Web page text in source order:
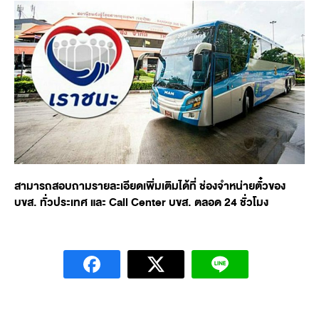
สามารถสอบถามรายละเอียดเพิ่มเติมได้ที่ ช่องจำหน่ายตั๋วของ
บขส. ทั่วประเทศ และ Call Center บขส. ตลอด 24 ชั่วโมง